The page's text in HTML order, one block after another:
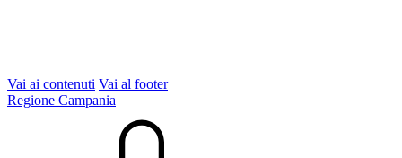
Vai ai contenuti Vai al footer
Regione Campania